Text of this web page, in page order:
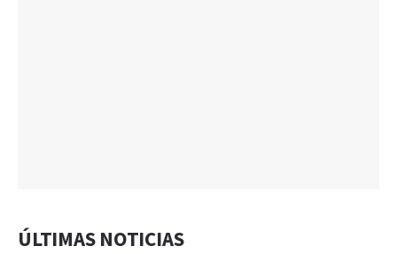
ÚLTIMAS NOTICIAS